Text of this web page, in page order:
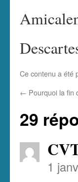
Ce contenu a été
← Pourquoi la fin
29
1